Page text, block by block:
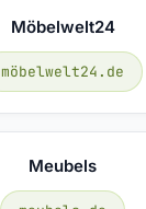
Möbelwelt24
möbelwelt24.de
Meubels